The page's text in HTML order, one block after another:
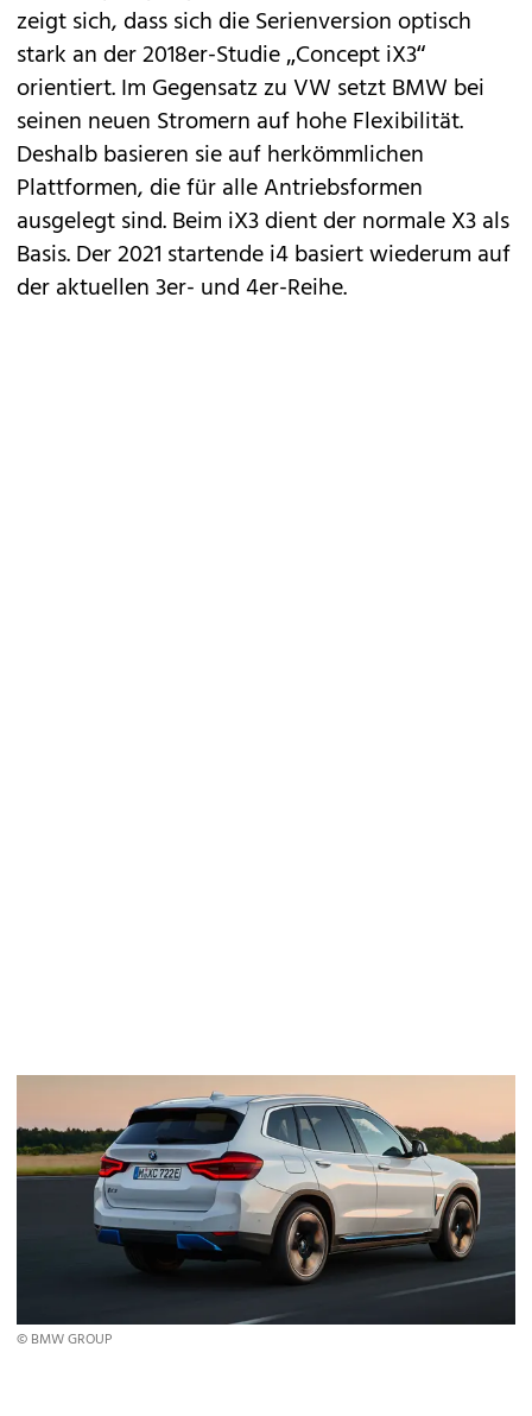
zeigt sich, dass sich die Serienversion optisch
stark an der 2018er-Studie „Concept iX3“
orientiert. Im Gegensatz zu VW setzt BMW bei
seinen neuen Stromern auf hohe Flexibilität.
Deshalb basieren sie auf herkömmlichen
Plattformen, die für alle Antriebsformen
ausgelegt sind. Beim iX3 dient der normaleX3als
Basis. Der 2021 startendei4basiert wiederum auf
der aktuellen3er- und 4er-Reihe.
© BMW GROUP